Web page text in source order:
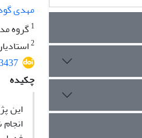
مهدی
1گروه
2
چکیده
این